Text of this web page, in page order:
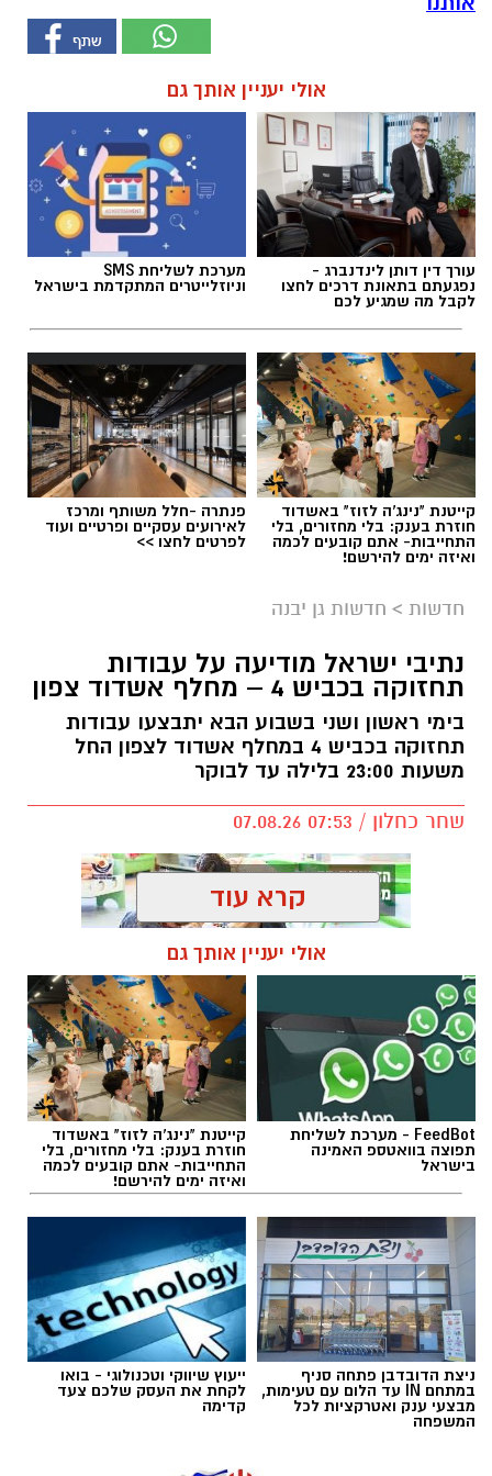
אולי יעניין אותך גם
עורך דין דותן לינדנברג -
נפגעתם בתאונת דרכים לחצו
לקבל מה שמגיע לכם
מערכת לשליחת SMS
וניוזלייטרים המתקדמת בישראל
קייטנת "נינג'ה לזוז" באשדוד
חוזרת בענק: בלי מחזורים, בלי
התחייבות- אתם קובעים לכמה
ואיזה ימים להירשם!
פנתרה -חלל משותף ומרכז
לאירועים עסקיים ופרטיים ועוד
לפרטים לחצו >>
חדשות > חדשות גן יבנה
נתיבי ישראל מודיעה על עבודות
תחזוקה בכביש 4 – מחלף אשדוד צפון
בימי ראשון ושני בשבוע הבא יתבצעו עבודות
תחזוקה בכביש 4 במחלף אשדוד לצפון החל
משעות 23:00 בלילה עד לבוקר
שחר כחלון / 07:53 07.08.26
תגים: כביש 4 עבודות תחזוקה
עבודות בכביש
העבודות יבוצעו לצורך חידוש סימוני הדרך והתקנת
קרא עוד
אולי יעניין אותך גם
FeedBot - מערכת לשליחת
תפוצה בוואטספ האמינה
בישראל
קייטנת "נינג'ה לזוז" באשדוד
חוזרת בענק: בלי מחזורים, בלי
התחייבות- אתם קובעים לכמה
ואיזה ימים להירשם!
ניצת הדובדבן פתחה סניף
במתחם IN עד הלום עם טעימות,
מבצעי ענק ואטרקציות לכל
המשפחה
ייעוץ שיווקי וטכנולוגי - בואו
לקחת את העסק שלכם צעד
קדימה